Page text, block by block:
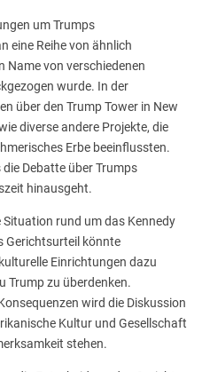
um Trumps
eine Reihe von ähnlich
Name von verschiedenen
wurde. In der
über den Trump Tower in New
diverse andere Projekte, die
Erbe beeinflussten.
Debatte über Trumps
hinausgeht.
rund um das Kennedy
Gerichtsurteil könnte
Einrichtungen dazu
Trump zu überdenken.
wird die Diskussion
Kultur und Gesellschaft
stehen.